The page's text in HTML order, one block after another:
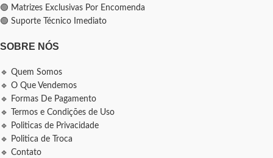
🟢 Matrizes Exclusivas Por Encomenda
🟢 Suporte Técnico Imediato
SOBRE NÓS
🔹 Quem Somos
🔹 O Que Vendemos
🔹 Formas De Pagamento
🔹 Termos e Condições de Uso
🔹 Politicas de Privacidade
🔹 Politica de Troca
🔹 Contato